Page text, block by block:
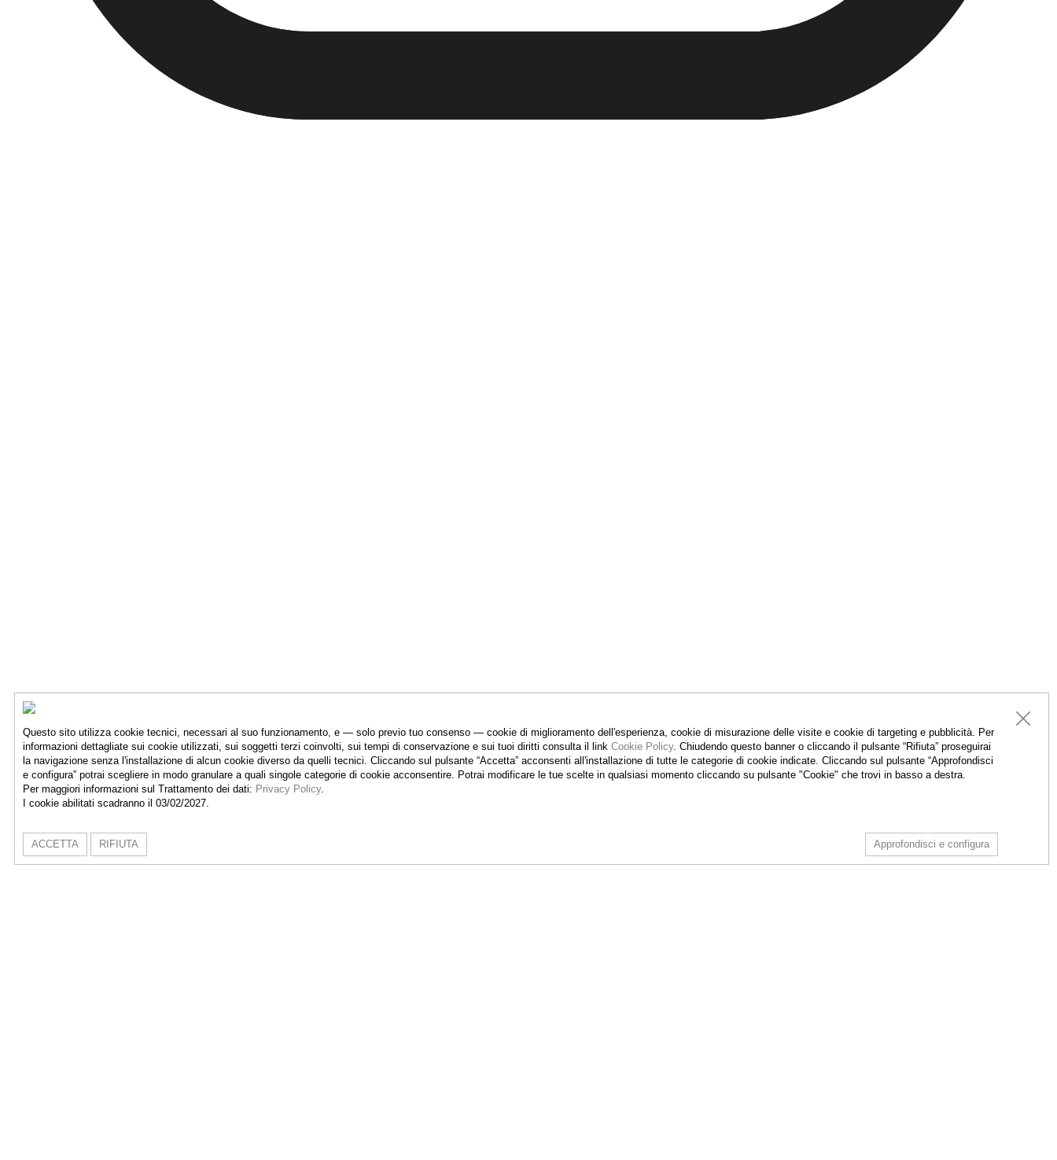
Questo sito utilizza cookie tecnici, necessari al suo funzionamento, e — solo previo tuo consenso — cookie di miglioramento dell'esperienza, cookie di misurazione delle visite e cookie di targeting e pubblicità. Per
informazioni dettagliate sui cookie utilizzati, sui soggetti terzi coinvolti, sui tempi di conservazione e sui tuoi diritti consulta il link Cookie Policy. Chiudendo questo banner o cliccando il pulsante “Rifiuta” proseguirai
la navigazione senza l'installazione di alcun cookie diverso da quelli tecnici. Cliccando sul pulsante “Accetta” acconsenti all'installazione di tutte le categorie di cookie indicate. Cliccando sul pulsante “Approfondisci
e configura” potrai scegliere in modo granulare a quali singole categorie di cookie acconsentire. Potrai modificare le tue scelte in qualsiasi momento cliccando su pulsante "Cookie" che trovi in basso a destra.
Per maggiori informazioni sul Trattamento dei dati: Privacy Policy.
I cookie abilitati scadranno il 03/02/2027.
ACCETTA RIFIUTA Approfondisci e configura